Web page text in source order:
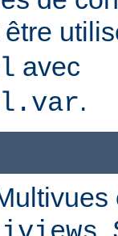
avec
.